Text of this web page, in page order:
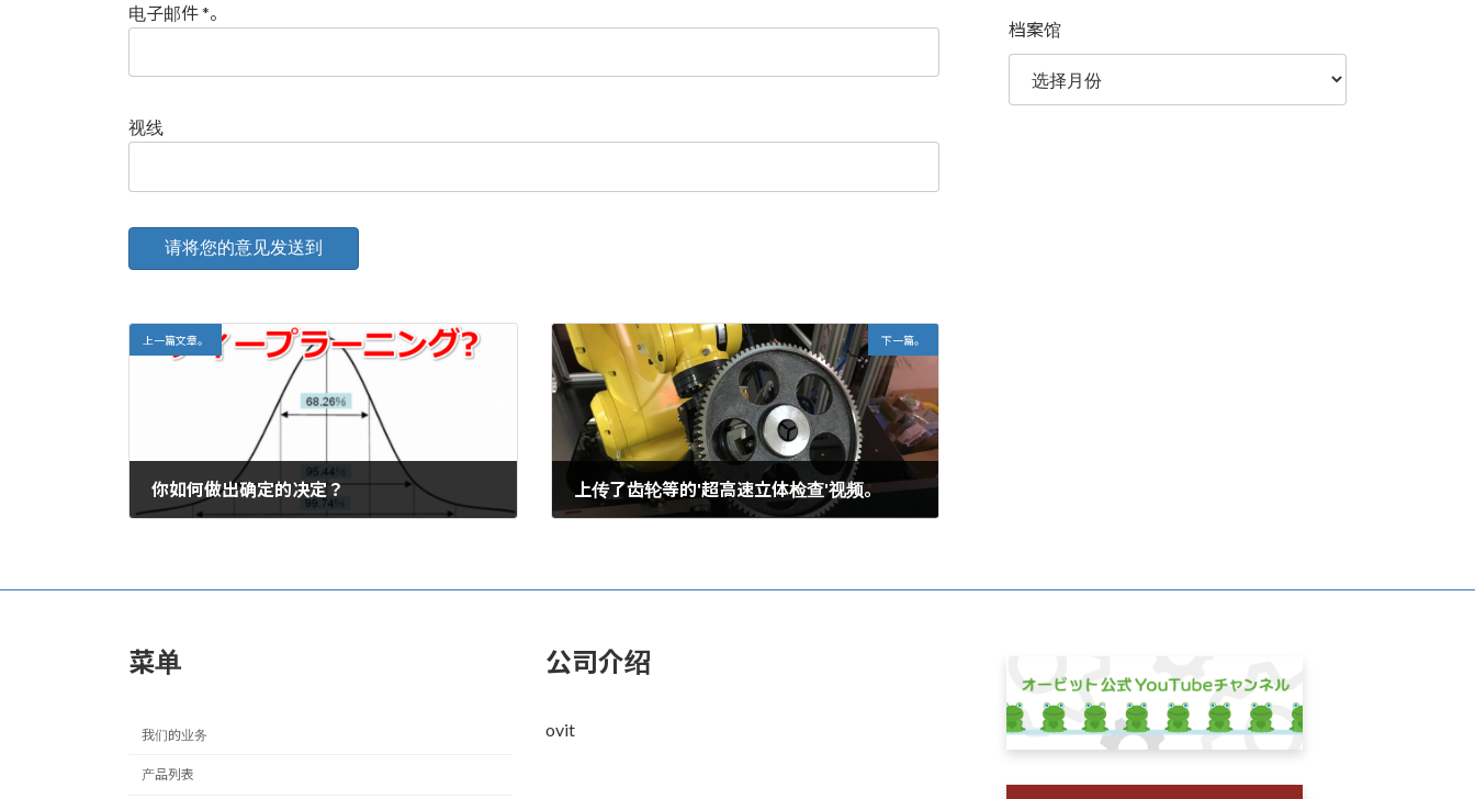
电子邮件*。
视线
上一篇文章。
你如何做出确定的决定？
下一篇。
上传了齿轮等的'超高速立体检查'视频。
档案馆
菜单
我们的业务
产品列表
公司介绍
ovit